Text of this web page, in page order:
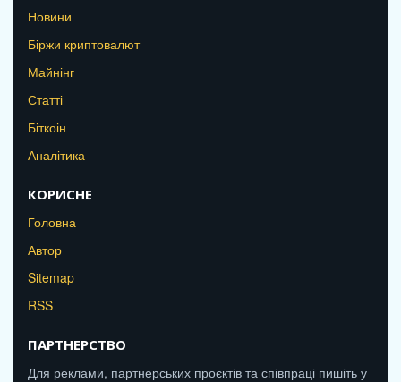
Новини
Біржи криптовалют
Майнінг
Статті
Біткоін
Аналітика
КОРИСНЕ
Головна
Автор
Sitemap
RSS
ПАРТНЕРСТВО
Для реклами, партнерських проєктів та співпраці пишіть у